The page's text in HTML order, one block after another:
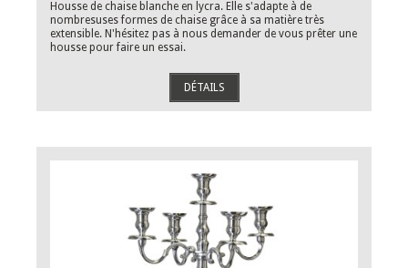
Housse de chaise blanche en lycra. Elle s'adapte à de
nombresuses formes de chaise grâce à sa matière très
extensible. N'hésitez pas à nous demander de vous prêter une
housse pour faire un essai.
DÉTAILS